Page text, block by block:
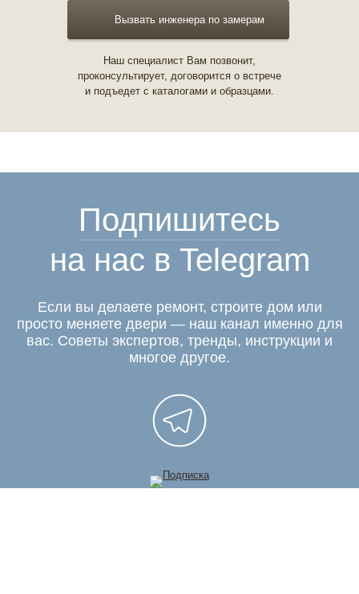
Вызвать инженера по замерам
Наш специалист Вам позвонит,
проконсультирует, договорится о встрече
и подъедет с каталогами и образцами.
Подпишитесь
на нас в Telegram
Если вы делаете ремонт, строите дом или
просто меняете двери — наш канал именно для
вас. Советы экспертов, тренды, инструкции и
многое другое.